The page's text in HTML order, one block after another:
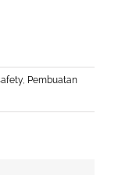
, Pembuatan